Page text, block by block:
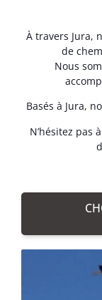
À travers Jura,
de
Nous
Basés à Jura,
N’hésitez pas